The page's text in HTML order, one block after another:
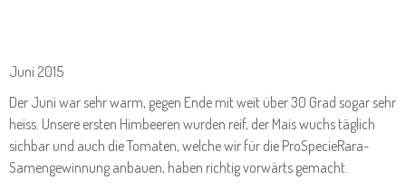
Juni 2015
Der Juni war sehr warm, gegen Ende mit weit über 30 Grad sogar sehr
heiss. Unsere ersten Himbeeren wurden reif, der Mais wuchs täglich
sichbar und auch die Tomaten, welche wir für die ProSpecieRara-
Samengewinnung anbauen, haben richtig vorwärts gemacht.